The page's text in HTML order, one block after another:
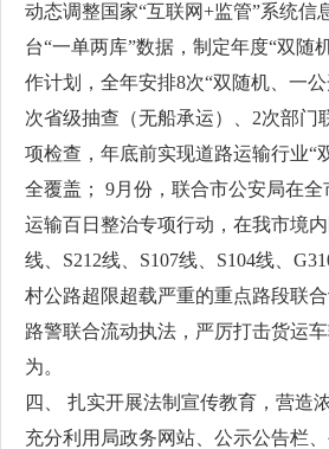
动态调整国家“互联网+监管”系统信
台“一单两库”数据，制定年度“双随
作计划，全年安排8次“双随机、一
次省级抽查（无船承运）、2次部门
项检查，年底前实现道路运输行业“
全覆盖； 9月份，联合市公安局在
运输百日整治专项行动，在我市境
线、S212线、S107线、S104线、
村公路超限超载严重的重点路段联
路警联合流动执法，严厉打击货运
为。
四、 扎实开展法制宣传教育，营造
充分利用局政务网站、公示公告栏